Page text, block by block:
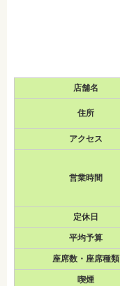
店舗名
住所
アクセス
営業時間
定休日
平均予算
座席数・座席種類
喫煙